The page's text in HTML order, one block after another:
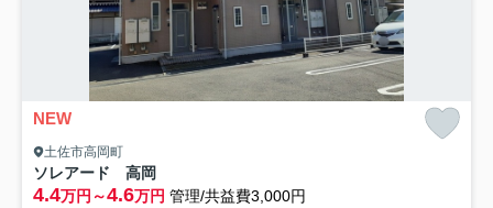
NEW
土佐市高岡町
ソレアード 高岡
4.4万円～4.6万円 管理/共益費3,000円